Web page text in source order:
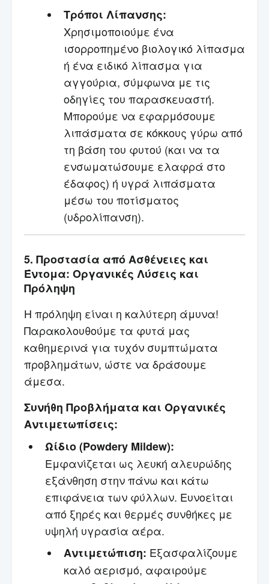
Τρόποι Λίπανσης:
Χρησιμοποιούμε ένα
ισορροπημένο βιολογικό λίπασμα
ή ένα ειδικό λίπασμα για
αγγούρια, σύμφωνα με τις
οδηγίες του παρασκευαστή.
Μπορούμε να εφαρμόσουμε
λιπάσματα σε κόκκους γύρω από
τη βάση του φυτού (και να τα
ενσωματώσουμε ελαφρά στο
έδαφος) ή υγρά λιπάσματα
μέσω του ποτίσματος
(υδρολίπανση).
5. Προστασία από Ασθένειες και
Έντομα: Οργανικές Λύσεις και
Πρόληψη
Η πρόληψη είναι η καλύτερη άμυνα!
Παρακολουθούμε τα φυτά μας
καθημερινά για τυχόν συμπτώματα
προβλημάτων, ώστε να δράσουμε
άμεσα.
Συνήθη Προβλήματα και Οργανικές
Αντιμετωπίσεις:
Ωίδιο (Powdery Mildew):
Εμφανίζεται ως λευκή αλευρώδης
εξάνθηση στην πάνω και κάτω
επιφάνεια των φύλλων. Ευνοείται
από ξηρές και θερμές συνθήκες με
υψηλή υγρασία αέρα.
Αντιμετώπιση: Εξασφαλίζουμε
καλό αερισμό, αφαιρούμε